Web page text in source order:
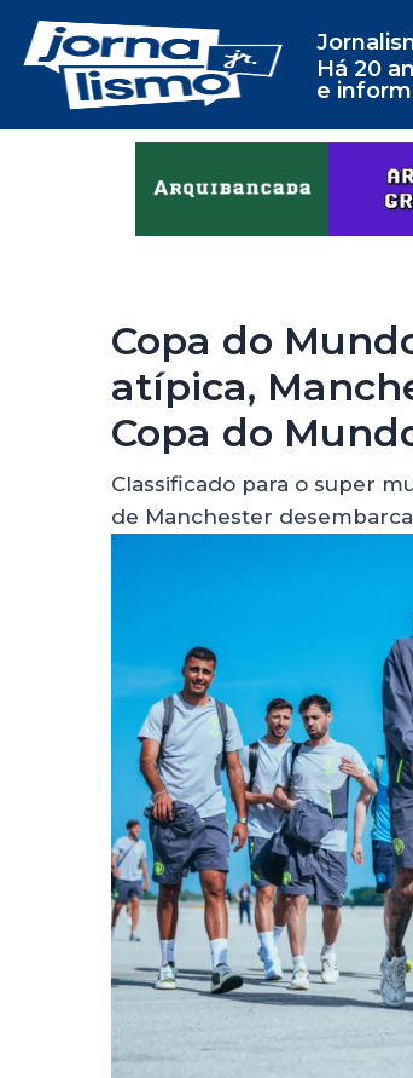
Há 20
e
Copa do
atípica,
Copa do
Classificado para o super
de Manchester